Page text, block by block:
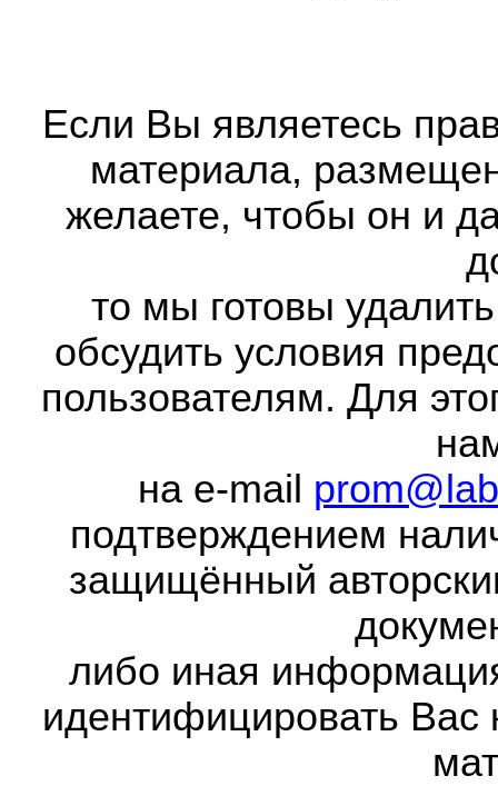
Если Вы являетесь
материала,
желаете, чтобы он и
то мы готовы
обсудить условия
пользователям. Для
на e-mail
подтверждением
защищённый
либо иная
идентифицировать Вас